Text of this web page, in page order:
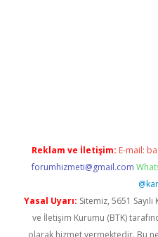
Reklam ve İletişim: E-mail:
forumhizmeti@gmail.com
Yasal Uyarı: Sitemiz, 5651
ve İletişim Kurumu (BTK)
olarak hizmet vermektedir. Bu